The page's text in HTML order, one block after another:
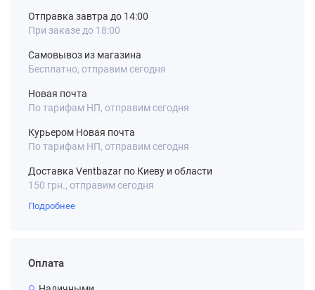
Отправка завтра до 14:00
При заказе до 18:00
Самовывоз из магазина
Бесплатно, отправим сегодня
Новая почта
По тарифам НП, отправим сегодня
Курьером Новая почта
По тарифам НП, отправим сегодня
Доставка Ventbazar по Киеву и области
150 грн., отправим сегодня
Подробнее
Оплата